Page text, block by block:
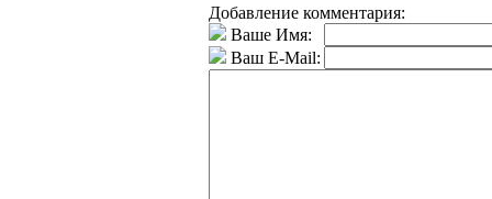
Добавление комментария:
Ваше Имя:
Ваш E-Mail: